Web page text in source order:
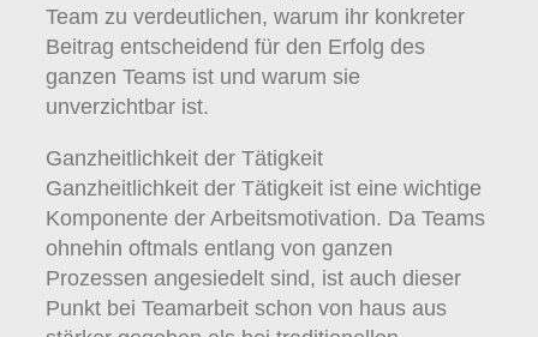
Team zu verdeutlichen, warum ihr konkreter
Beitrag entscheidend für den Erfolg des
ganzen Teams ist und warum sie
unverzichtbar ist.
Ganzheitlichkeit der Tätigkeit
Ganzheitlichkeit der Tätigkeit ist eine wichtige
Komponente der Arbeitsmotivation. Da Teams
ohnehin oftmals entlang von ganzen
Prozessen angesiedelt sind, ist auch dieser
Punkt bei Teamarbeit schon von haus aus